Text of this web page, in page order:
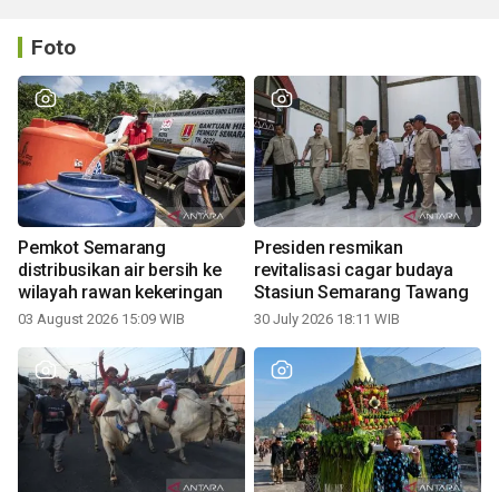
Foto
Pemkot Semarang
distribusikan air bersih ke
wilayah rawan kekeringan
03 August 2026 15:09 WIB
Presiden resmikan
revitalisasi cagar budaya
Stasiun Semarang Tawang
30 July 2026 18:11 WIB